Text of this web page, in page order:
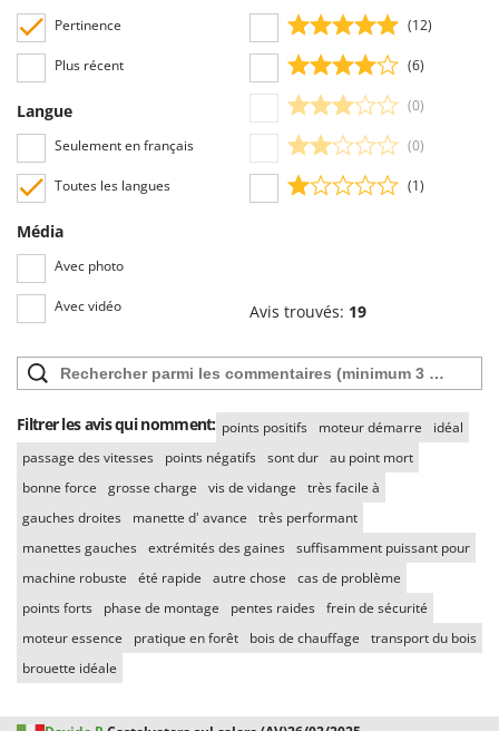
Pertinence
Plus récent
Langue
Seulement en français
Toutes les langues
Média
Avec photo
Avec vidéo
(12)
(6)
(0)
(0)
(1)
Avis trouvés: 19
Filtrer les avis qui nomment: points positifs moteur démarre
idéal
passage des vitesses
points négatifs sont dur au point mort
bonne force
grosse charge vis de vidange
très facile à
gauches droites
manette d' avance
très performant
manettes gauches extrémités des gaines suffisamment puissant pour
machine robuste
été rapide autre chose
cas de problème
points forts
phase de montage pentes raides frein de sécurité
moteur essence
pratique en forêt bois de chauffage
transport du bois
brouette idéale